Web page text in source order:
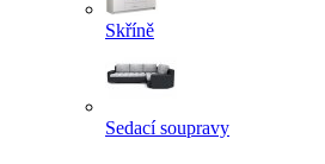
Skříně
Sedací soupravy